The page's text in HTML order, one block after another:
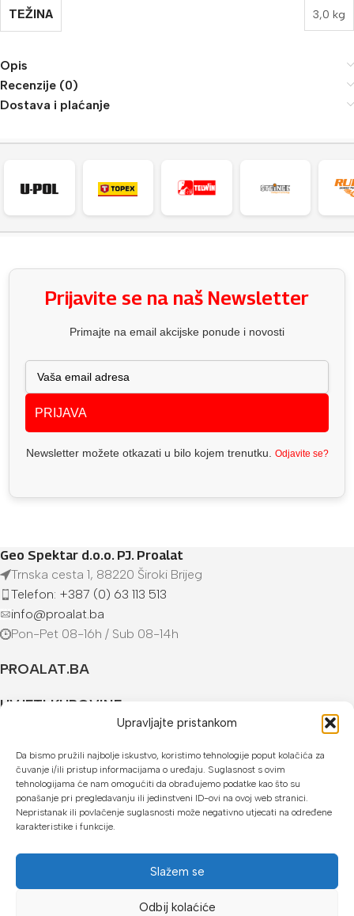
Upravljajte pristankom
Da bismo pružili najbolje iskustvo, koristimo tehnologije poput kolačića za
čuvanje i/ili pristup informacijama o uređaju. Suglasnost s ovim
tehnologijama će nam omogućiti da obrađujemo podatke kao što su
ponašanje pri pregledavanju ili jedinstveni ID-ovi na ovoj web stranici.
Nepristanak ili povlačenje suglasnosti može negativno utjecati na određene
karakteristike i funkcije.
Slažem se
Odbij kolaćiće
TEŽINA 3,0 kg
Opis
Recenzije (0)
Dostava i plaćanje
Prijavite se na naš Newsletter
Primajte na email akcijske ponude i novosti
PRIJAVA
Newsletter možete otkazati u bilo kojem trenutku. Odjavite se?
Geo Spektar d.o.o. PJ. Proalat
Trnska cesta 1, 88220 Široki Brijeg
Telefon: +387 (0) 63 113 513
info@proalat.ba
Pon-Pet 08-16h / Sub 08-14h
PROALAT.BA
UVJETI KUPOVINE
U našoj web trgovini možete platiti:
Kreditnim karticama jednokratno ili do 24 rate
Gotovinom prilikom preuzimanja
Mikrofin do 18 rata
Copyright © 2026 Proalat.ba